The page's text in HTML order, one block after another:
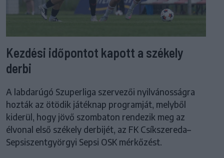
Kezdési időpontot kapott a székely
derbi
A labdarúgó Szuperliga szervezői nyilvánosságra
hozták az ötödik játéknap programját, melyből
kiderül, hogy jövő szombaton rendezik meg az
élvonal első székely derbijét, az FK Csíkszereda–
Sepsiszentgyörgyi Sepsi OSK mérkőzést.